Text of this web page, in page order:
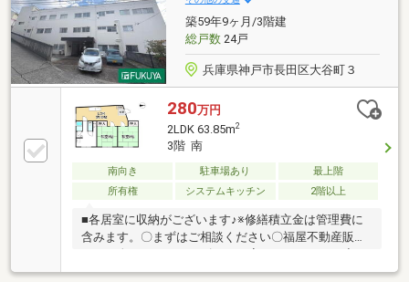
に不安となる諸費用や税金のことにお答えします。※
写真中の家具等の調度品は売買対象に含まれません。
築59年9ヶ月/3階建
総戸数24戸
兵庫県神戸市長田区大谷町３
280万円
2LDK 63.85m2
3階 南
南向き 駐車場あり
最上階
所有権
システムキッチン 2階以上
■各居室に収納がございます♪※修繕積立金は管理費に
含みます。〇まずはご相談ください〇福屋不動産販売
では、次のようなニーズにもお応えしています。◆ お
家さがしの段取りを知りたい◆ご検討からご契約まで